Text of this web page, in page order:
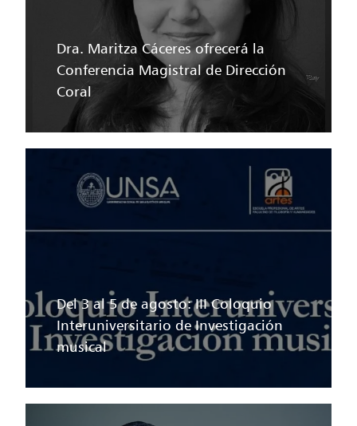
Dra. Maritza Cáceres ofrecerá la
Conferencia Magistral de Dirección
Coral
Del 3 al 5 de agosto: III Coloquio
Interuniversitario de Investigación
musical